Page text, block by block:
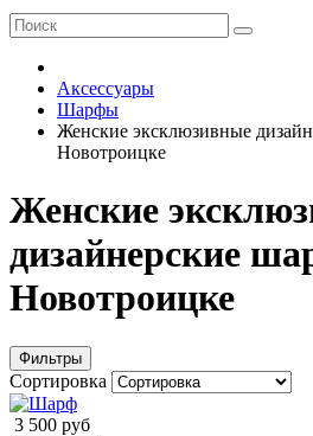
Аксессуары
Шарфы
Женские эксклюзивные
Новотроицке
Женские
дизайнерские
Новотроицке
Фильтры
Сортировка
3 500 руб